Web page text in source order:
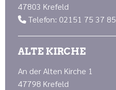
47803 Krefeld
 Telefon: 02151 75 37 85
ALTE KIRCHE
An der Alten Kirche 1
47798 Krefeld